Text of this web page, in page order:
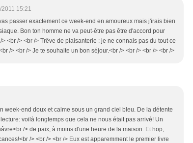
15:21
passer exactement ce week-end en amoureux mais j'irais bien
Bon ton homme ne va peut-être pas être d'accord pour
<br /> <br /> Trêve de plaisanterie : je ne connais pas du tout ce
/> <br /> Je te souhaite un bon séjour.<br /> <br /> <br /> <br />
week-end doux et calme sous un grand ciel bleu. De la détente
voilà longtemps que cela ne nous était pas arrivé! Un
/> de paix, à moins d'une heure de la maison. Et hop,
/> <br /> <br /> Eux est apparemment le premier livre